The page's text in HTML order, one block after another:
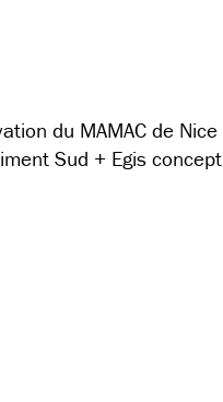
du MAMAC de Nice
Sud + Egis concept